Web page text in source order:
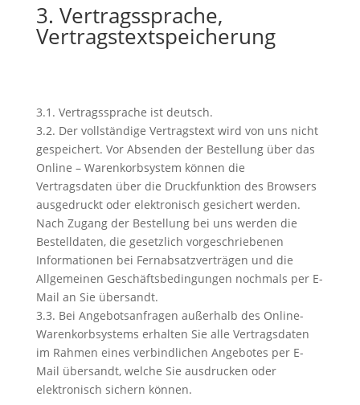
3. Vertragssprache,
Vertragstextspeicherung
3.1. Vertragssprache ist deutsch.
3.2. Der vollständige Vertragstext wird von uns nicht
gespeichert. Vor Absenden der Bestellung über das
Online – Warenkorbsystem können die
Vertragsdaten über die Druckfunktion des Browsers
ausgedruckt oder elektronisch gesichert werden.
Nach Zugang der Bestellung bei uns werden die
Bestelldaten, die gesetzlich vorgeschriebenen
Informationen bei Fernabsatzverträgen und die
Allgemeinen Geschäftsbedingungen nochmals per E-
Mail an Sie übersandt.
3.3. Bei Angebotsanfragen außerhalb des Online-
Warenkorbsystems erhalten Sie alle Vertragsdaten
im Rahmen eines verbindlichen Angebotes per E-
Mail übersandt, welche Sie ausdrucken oder
elektronisch sichern können.